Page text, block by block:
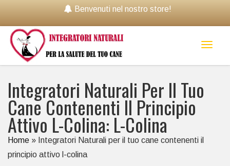
Benvenuti nel nostro store!
Integratori Naturali Per Il Tuo
Cane Contenenti Il Principio
Attivo L-Colina: L-Colina
Home » Integratori Naturali per il tuo cane contenenti il
principio attivo l-colina